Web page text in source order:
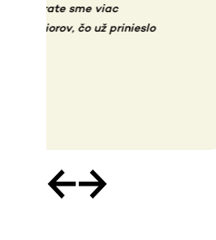
mňa veľmi podnetné a
Koordinátor projektu
←→